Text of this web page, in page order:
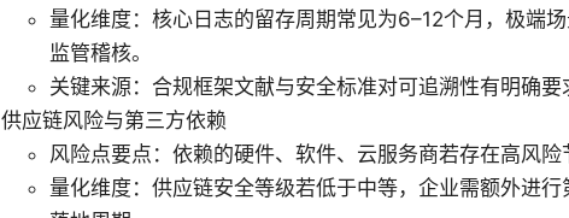
量化维度：核心日志的留存周期常见为6–12个月，极端
监管稽核。
关键来源：合规框架文献与安全标准对可追溯性有明确要
供应链风险与第三方依赖
风险点要点：依赖的硬件、软件、云服务商若存在高风险
量化维度：供应链安全等级若低于中等，企业需额外进